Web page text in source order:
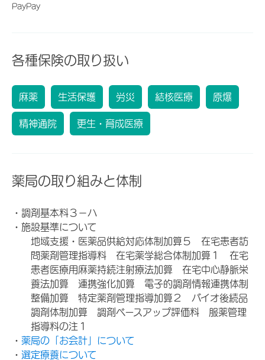
PayPay
各種保険の取り扱い
麻薬 生活保護 労災 結核医療 原爆
精神通院 更生・育成医療
薬局の取り組みと体制
・調剤基本料３－ハ
・施設基準について
地域支援・医薬品供給対応体制加算５ 在宅患者訪
問薬剤管理指導料 在宅薬学総合体制加算１ 在宅
患者医療用麻薬持続注射療法加算 在宅中心静脈栄
養法加算 連携強化加算 電子的調剤情報連携体制
整備加算 特定薬剤管理指導加算２ バイオ後続品
調剤体制加算 調剤ベースアップ評価料 服薬管理
指導料の注１
・ 薬局の「お会計」について
・ 選定療養について